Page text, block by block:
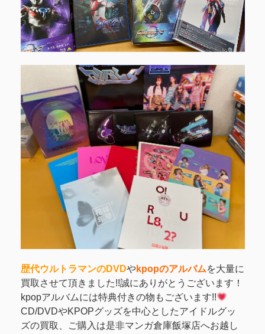
歴代ウルトラマンのDVDやkpopのアルバムを大量に
買取させて頂きました!!誠にありがとうございます！
kpopアルバムには特典付きの物もございます!!
CD/DVDやKPOPグッズを中心としたアイドルグッ
ズの買取、ご購入は是非マンガ倉庫飯塚店へお越し